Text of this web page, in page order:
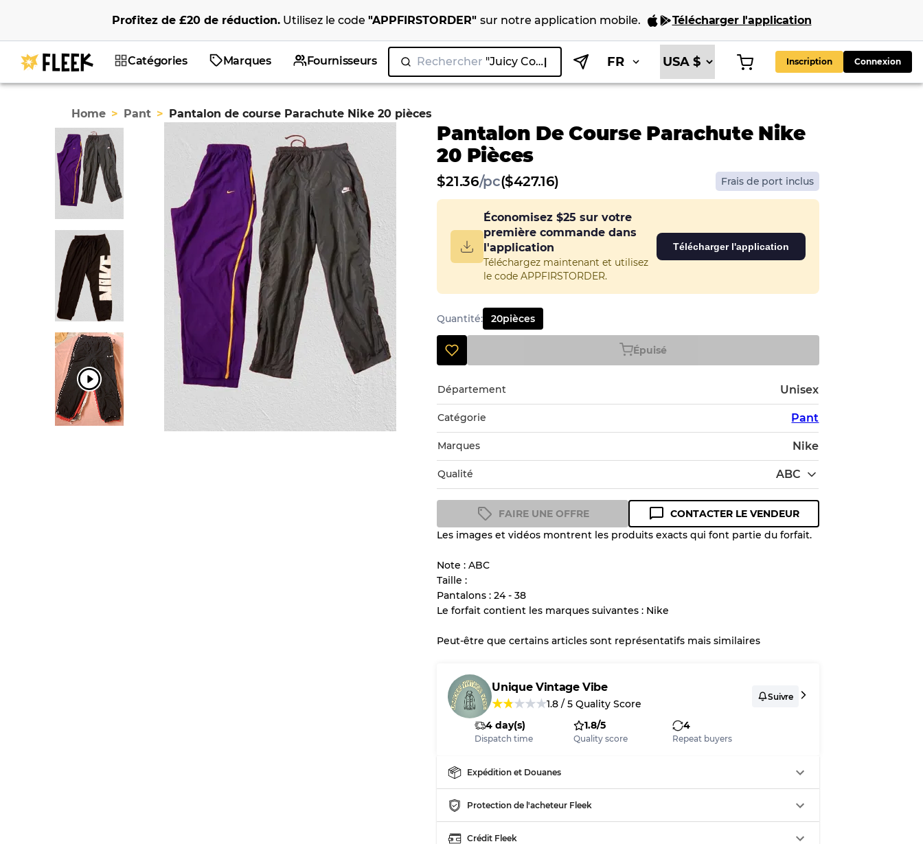
Profitez de £20de réduction. Utilisez le code "APPFIRSTORDER" sur notre application mobile. Télécharger l'application
Catégories Marques Fournisseurs Rechercher "Juicy Couture" FR Inscription Connexion
Home > Pant > Pantalon de course Parachute Nike 20 pièces
Pantalon De Course Parachute Nike
20 Pièces
$21.36/pc($427.16) Frais de port inclus
Économisez $25 sur votre
première commande dans
l'application
Téléchargez maintenant et utilisez
le code APPFIRSTORDER.
Télécharger l'application
Quantité: 20pièces
Épuisé
Département Unisex
Catégorie Pant
Marques Nike
Qualité ABC
Guide des conditions
Tous les produits incluent un niveau de qualité pour comprendre
l'état et l'apparence de chaque article avant l'achat.
Il y a une marge d'erreur allant jusqu'à
Notre système à 3 niveaux
Qualité A
FAIRE UNE OFFRE
CONTACTER LE VENDEUR
Les images et vidéos montrent les produits exacts qui font partie du forfait.
Note : ABC
Taille :
Pantalons : 24 - 38
Le forfait contient les marques suivantes : Nike
Peut-être que certains articles sont représentatifs mais similaires
Unique Vintage Vibe
★★★★★1.8 /5 Quality Score
Suivre
4 day(s)
Dispatch time
1.8/5
Quality score
4
Repeat buyers
Expédition et Douanes
Protection de l'acheteur Fleek
Crédit Fleek